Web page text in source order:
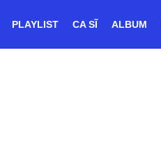
PLAYLIST CA SĨ ALBUM